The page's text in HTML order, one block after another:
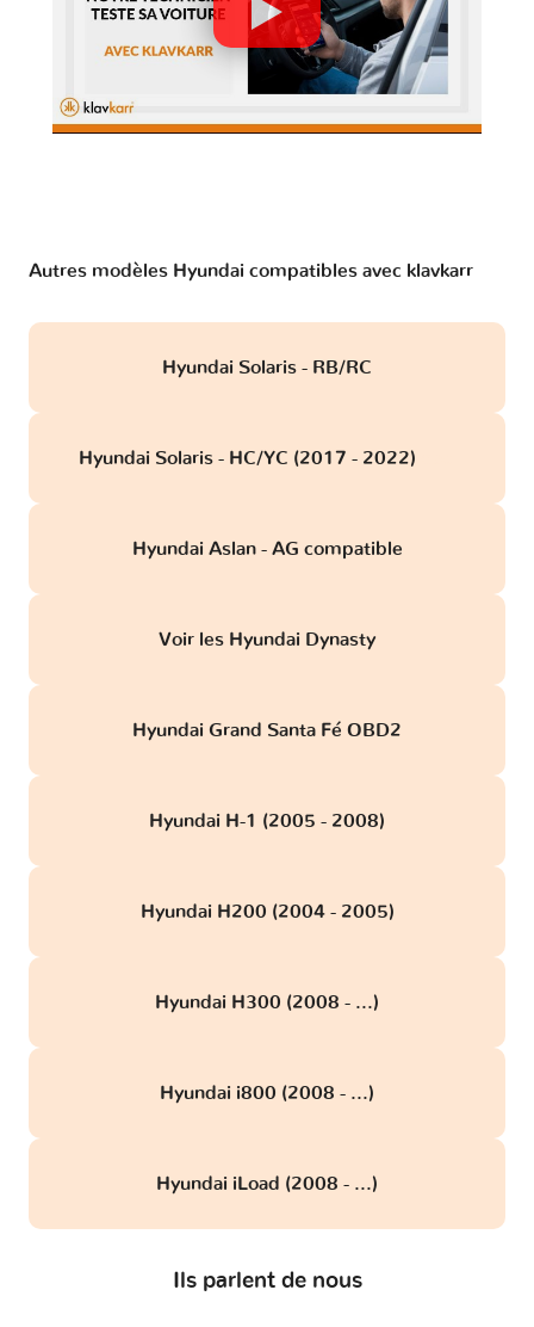
Autres modèles Hyundai compatibles avec klavkarr
Hyundai Solaris - RB/RC
Hyundai Solaris - HC/YC (2017 - 2022)
Hyundai Aslan - AG compatible
Voir les Hyundai Dynasty
Hyundai Grand Santa Fé OBD2
Hyundai H-1 (2005 - 2008)
Hyundai H200 (2004 - 2005)
Hyundai H300 (2008 - ...)
Hyundai i800 (2008 - ...)
Hyundai iLoad (2008 - ...)
Ils parlent de nous